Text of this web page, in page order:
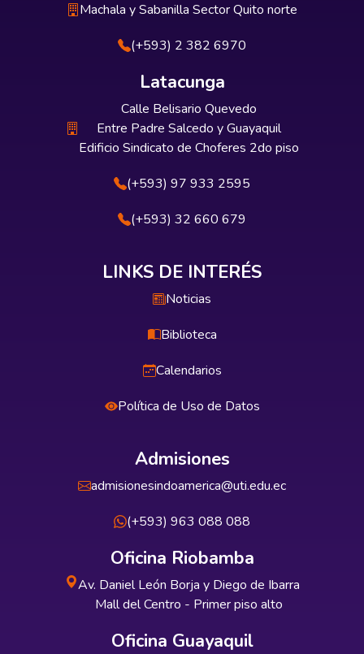
Machala y Sabanilla Sector Quito norte
(+593) 2 382 6970
Latacunga
Calle Belisario Quevedo
Entre Padre Salcedo y Guayaquil
Edificio Sindicato de Choferes 2do piso
(+593) 97 933 2595
(+593) 32 660 679
LINKS DE INTERÉS
Noticias
Biblioteca
Calendarios
Política de Uso de Datos
Admisiones
admisionesindoamerica@uti.edu.ec
(+593) 963 088 088
Oficina Riobamba
Av. Daniel León Borja y Diego de Ibarra
Mall del Centro - Primer piso alto
Oficina Guayaquil